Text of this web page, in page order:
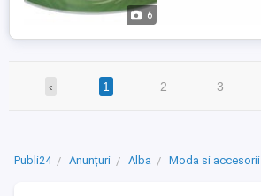
6
‹ 1 2 3
Publi24 Anunțuri Alba Moda si accesorii